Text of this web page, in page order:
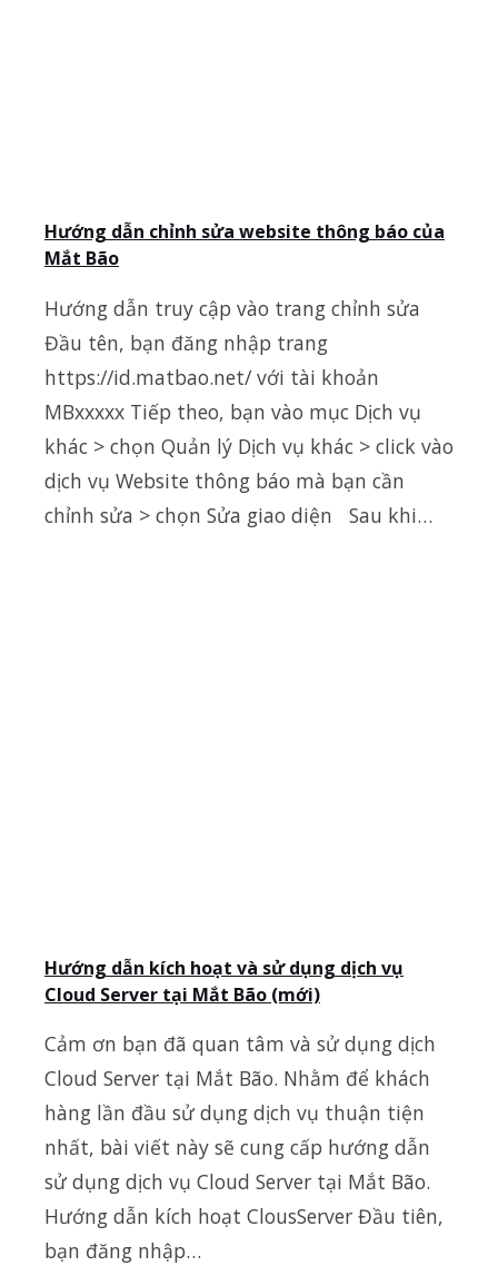
Hướng dẫn chỉnh sửa website thông báo của
Mắt Bão
Hướng dẫn truy cập vào trang chỉnh sửa
Đầu tên, bạn đăng nhập trang
https://id.matbao.net/ với tài khoản
MBxxxxx Tiếp theo, bạn vào mục Dịch vụ
khác > chọn Quản lý Dịch vụ khác > click vào
dịch vụ Website thông báo mà bạn cần
chỉnh sửa > chọn Sửa giao diện Sau khi…
Hướng dẫn kích hoạt và sử dụng dịch vụ
Cloud Server tại Mắt Bão (mới)
Cảm ơn bạn đã quan tâm và sử dụng dịch
Cloud Server tại Mắt Bão. Nhằm để khách
hàng lần đầu sử dụng dịch vụ thuận tiện
nhất, bài viết này sẽ cung cấp hướng dẫn
sử dụng dịch vụ Cloud Server tại Mắt Bão.
Hướng dẫn kích hoạt ClousServer Đầu tiên,
bạn đăng nhập…